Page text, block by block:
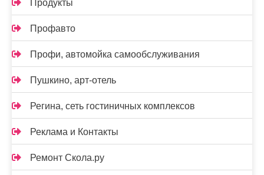
Продукты
Профавто
Профи, автомойка самообслуживания
Пушкино, арт-отель
Регина, сеть гостиничных комплексов
Реклама и Контакты
Ремонт Скола.ру